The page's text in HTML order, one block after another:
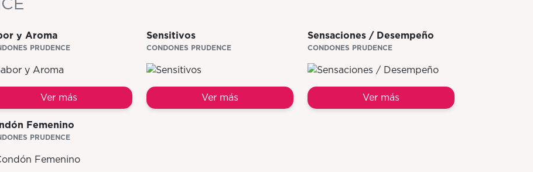
y Aroma
PRUDENCE
Ver más
Sensitivos
CONDONES PRUDENCE
Ver más
Sensaciones / Desempeño
CONDONES PRUDENCE
Ver más
Femenino
PRUDENCE